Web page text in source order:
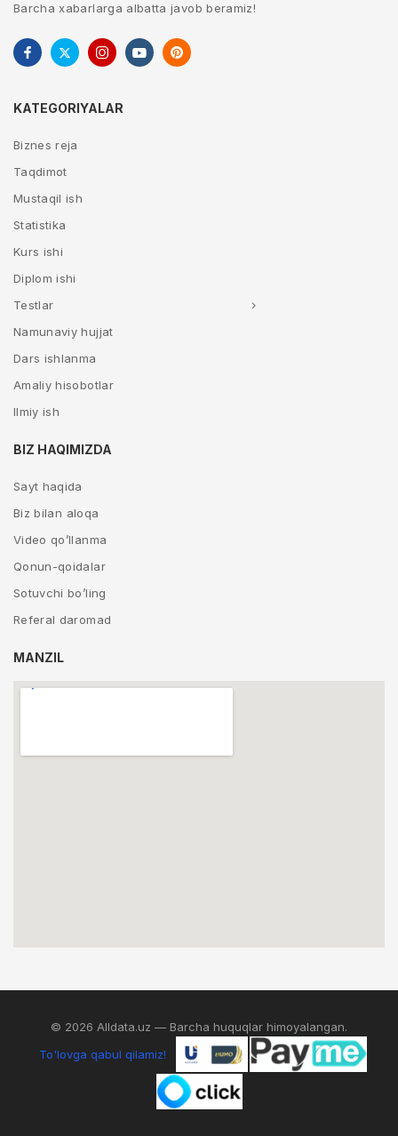
Barcha xabarlarga albatta javob beramiz!
KATEGORIYALAR
Biznes reja
Taqdimot
Mustaqil ish
Statistika
Kurs ishi
Diplom ishi
Testlar
Namunaviy hujjat
Dars ishlanma
Amaliy hisobotlar
Ilmiy ish
BIZ HAQIMIZDA
Sayt haqida
Biz bilan aloqa
Video qo’llanma
Qonun-qoidalar
Sotuvchi bo’ling
Referal daromad
MANZIL
© 2026 Alldata.uz — Barcha huquqlar himoyalangan.
To'lovga qabul qilamiz!